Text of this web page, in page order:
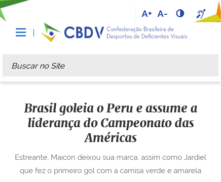
A+ A-
Busca
Busca Avançada…
Brasil goleia o Peru e assume a
liderança do Campeonato das
Américas
Estreante, Maicon deixou sua marca, assim como Jardiel
que fez o primeiro gol com a camisa verde e amarela